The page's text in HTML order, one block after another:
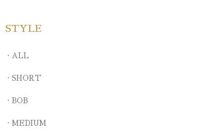
STYLE
ALL
SHORT
BOB
MEDIUM